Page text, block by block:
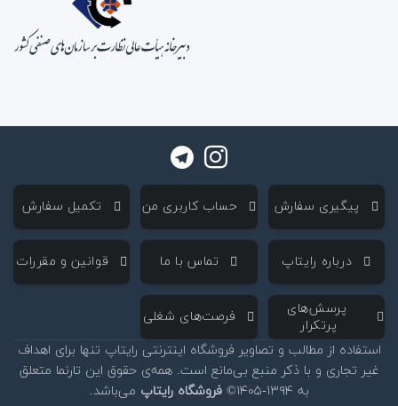
‌ پیگیری سفارش ‌ حساب کاربری من ‌ تکمیل سفارش
‌ درباره رایتاپ ‌ تماس با ما ‌ قوانین و مقررات
‌ پرسش‌های
پرتکرار
‌ فرصت‌های شغلی
استفاده از مطالب و تصاویر فروشگاه اینترنتی رایتاپ تنها برای اهداف
غیر تجاری و با ذکر منبع بی‌مانع است. همه‌ی حقوق این تارنما متعلق
به ۱۳۹۴-۱۴۰۵©
فروشگاه رایتاپ می‌باشد.